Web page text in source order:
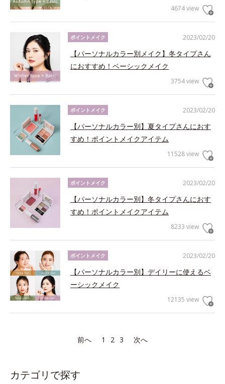
4674 view
2023/02/20
ポイントメイク
【パーソナルカラー別メイク】冬タイプさん
におすすめ！ベーシックメイク
3754 view
2023/02/20
ポイントメイク
【パーソナルカラー別】夏タイプさんにおす
すめ！ポイントメイクアイテム
11528 view
2023/02/20
ポイントメイク
【パーソナルカラー別】冬タイプさんにおす
すめ！ポイントメイクアイテム
8233 view
2023/02/20
ポイントメイク
【パーソナルカラー別】デイリーに使えるベ
ーシックメイク
12135 view
前へ 1 2 3 次へ
カテゴリで探す